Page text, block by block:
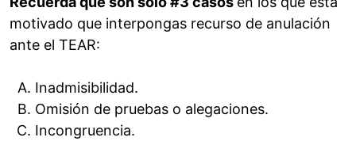
motivado que interpongas recurso de anulación
ante el TEAR:
Inadmisibilidad.
Omisión de pruebas o alegaciones.
Incongruencia.